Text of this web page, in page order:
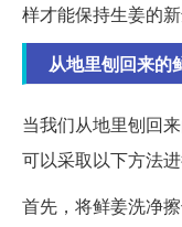
样才能保持生姜的新
从地里刨回来的
当我们从地里刨回
可以采取以下方法进
首先，将鲜姜洗净